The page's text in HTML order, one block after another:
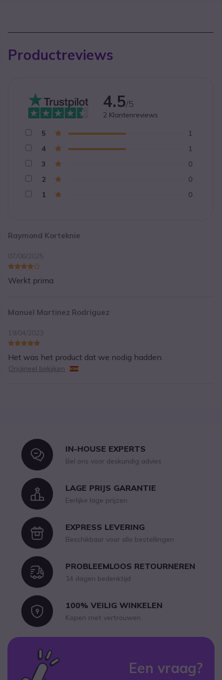
Productreviews
Raymond Korteknie
07/06/2025
Werkt prima
Manuel Martinez Rodriguez
19/04/2023
Het was het product dat we nodig hadden.
Origineel bekijken
4.5/5
2 Klantenreviews
5
1
4
1
3
0
2
0
1
0
IconIN-HOUSE EXPERTS
Bel ons voor deskundig advies
IconLAGE PRIJS GARANTIE
Eerlijke lage prijzen
IconEXPRESS LEVERING
Beschikbaar voor alle bestellingen
IconPROBLEEMLOOS RETOURNEREN
14 dagen bedenktijd
Icon100% VEILIG WINKELEN
Kopen met vertrouwen
Een vraag?